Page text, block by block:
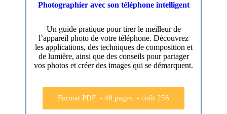
Photographier avec son téléphone intelligent
Un guide pratique pour tirer le meilleur de
l’appareil photo de votre téléphone. Découvrez
les applications, des techniques de composition et
de lumière, ainsi que des conseils pour partager
vos photos et créer des images qui se démarquent.
Format PDF - 48 pages - coût 25$